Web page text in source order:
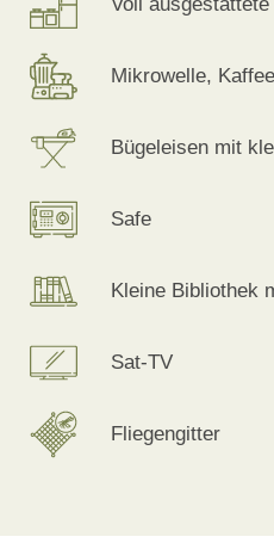
Voll
Mikrowelle,
Bügeleisen mit
Safe
Kleine Bibliothek
Sat-TV
Fliegengitter